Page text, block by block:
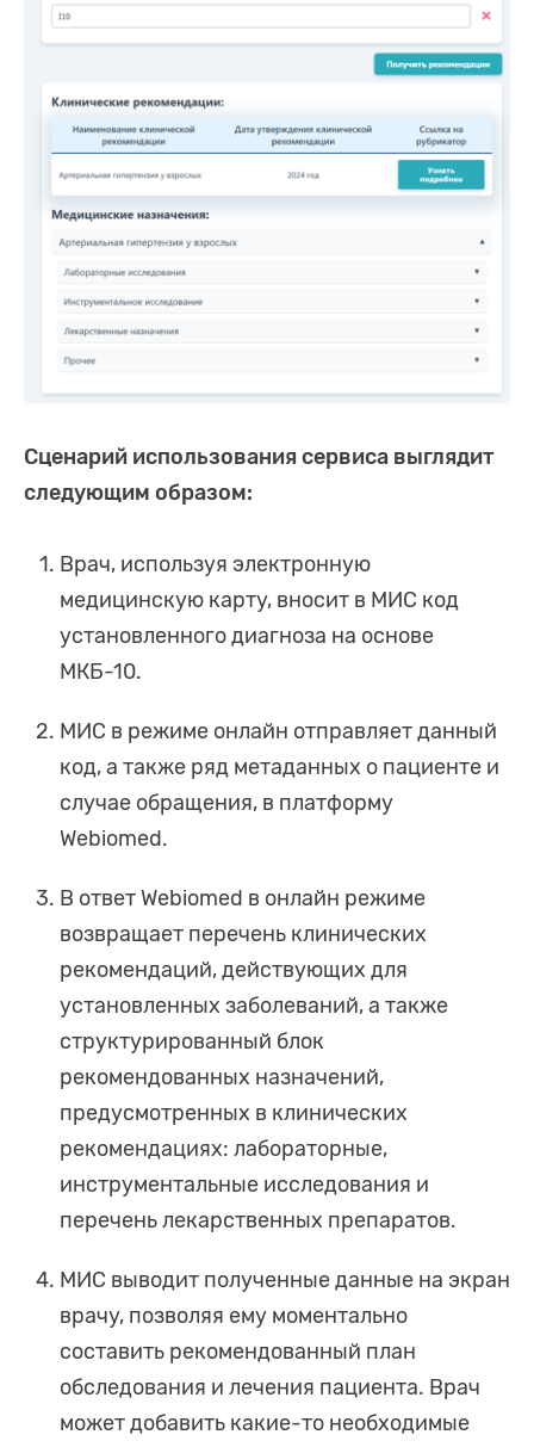
Сценарий использования сервиса выглядит
следующим образом:
Врач, используя электронную
медицинскую карту, вносит в МИС код
установленного диагноза на основе
МКБ-10.
МИС в режиме онлайн отправляет данный
код, а также ряд метаданных о пациенте и
случае обращения, в платформу
Webiomed.
В ответ Webiomed в онлайн режиме
возвращает перечень клинических
рекомендаций, действующих для
установленных заболеваний, а также
структурированный блок
рекомендованных назначений,
предусмотренных в клинических
рекомендациях: лабораторные,
инструментальные исследования и
перечень лекарственных препаратов.
МИС выводит полученные данные на экран
врачу, позволяя ему моментально
составить рекомендованный план
обследования и лечения пациента. Врач
может добавить какие-то необходимые